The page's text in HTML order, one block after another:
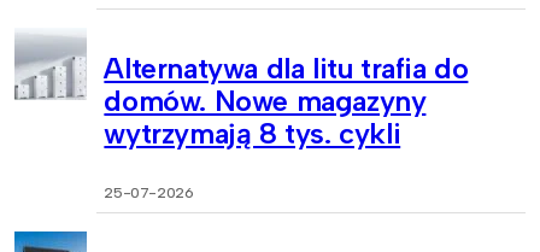
Alternatywa dla litu trafia do
domów. Nowe magazyny
wytrzymają 8 tys. cykli
25-07-2026